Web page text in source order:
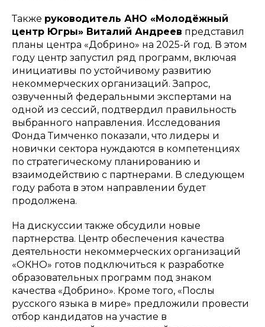
Также руководитель АНО «Молодёжный
центр Югры» Виталий Андреев представил
планы центра «Добрино» на 2025-й год. В этом
году центр запустил ряд программ, включая
инициативы по устойчивому развитию
некоммерческих организаций. Запрос,
озвученный федеральными экспертами на
одной из сессий, подтвердил правильность
выбранного направления. Исследования
Фонда Тимченко показали, что лидеры и
новички сектора нуждаются в компетенциях
по стратегическому планированию и
взаимодействию с партнерами. В следующем
году работа в этом направлении будет
продолжена.
На дискуссии также обсудили новые
партнерства. Центр обеспечения качества
деятельности некоммерческих организаций
«ОКНО» готов подключиться к разработке
образовательных программ под знаком
качества «Добрино». Кроме того, «Послы
русского языка в мире» предложили провести
отбор кандидатов на участие в